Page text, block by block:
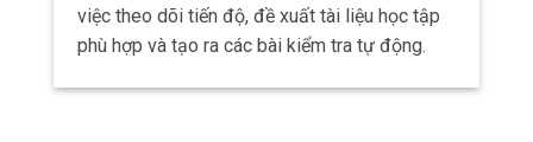
việc theo dõi tiến độ, đề xuất tài liệu học tập
phù hợp và tạo ra các bài kiểm tra tự động.